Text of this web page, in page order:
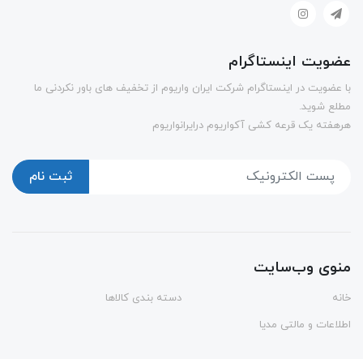
عضویت اینستاگرام
با عضویت در اینستاگرام شرکت ایران واریوم از تخفیف های باور نکردنی ما
مطلع شوید.
هرهفته یک قرعه کشی آکواریوم درایرانواریوم
ثبت نام
منوی وب‌سایت
خانه
دسته بندی کالاها
اطلاعات و مالتی مدیا